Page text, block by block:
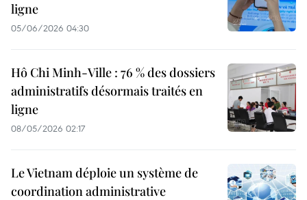
ligne
05/06/2026 04:30
Hô Chi Minh-Ville : 76 % des dossiers
administratifs désormais traités en
ligne
08/05/2026 02:17
Le Vietnam déploie un système de
coordination administrative